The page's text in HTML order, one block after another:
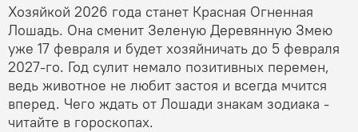
Хозяйкой 2026 года станет Красная Огненная
Лошадь. Она сменит Зеленую Деревянную Змею
уже 17 февраля и будет хозяйничать до 5 февраля
2027-го. Год сулит немало позитивных перемен,
ведь животное не любит застоя и всегда мчится
вперед. Чего ждать от Лошади знакам зодиака -
читайте в гороскопах.